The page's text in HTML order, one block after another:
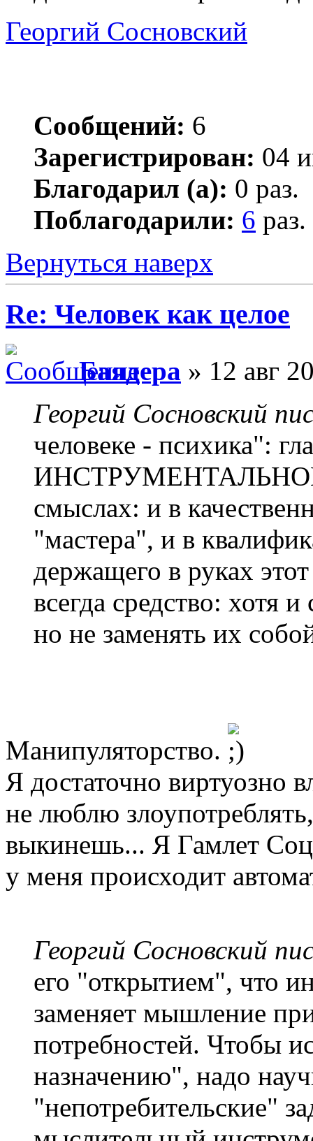
Георгий Сосновский
Сообщений: 6
Зарегистрирован: 04
Благодарил (а): 0 раз.
Поблагодарили: 6 раз.
Вернуться наверх
Re: Человек как целое
Баядера » 12 авг
Георгий Сосновский
человеке - психика":
ИНСТРУМЕНТАЛЬНОМ
смыслах: и в
"мастера", и в
держащего в руках
всегда средство: хотя
но не заменять их
Манипуляторство.
Я достаточно виртуозно
не люблю
выкинешь... Я Гамлет
у меня происходит
Георгий Сосновский
его "открытием", что
заменяет мышление
потребностей. Чтобы
назначению", надо
"непотребительские"